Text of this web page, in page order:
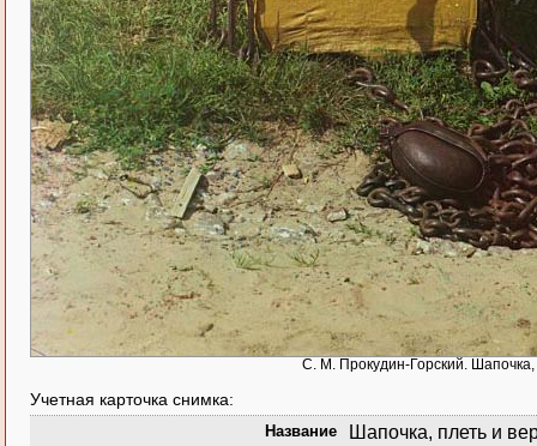
С. М. Прокудин-Горский.
Учетная карточка снимка:
Название Шапочка, плеть и